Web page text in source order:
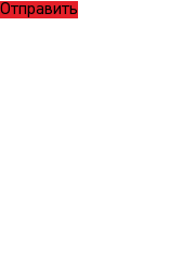
Отправить